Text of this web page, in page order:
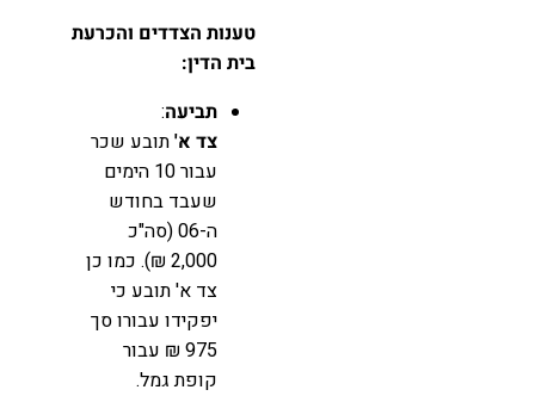
טענות הצדדים והכרעת
בית הדין:
תביעה:
צד א'תובע שכר
עבור 10 הימים
שעבד בחודש
ה-06 (סה"כ
2,000 ₪). כמו כן
צד א' תובע כי
יפקידו עבורו סך
975 ₪ עבור
קופת גמל.